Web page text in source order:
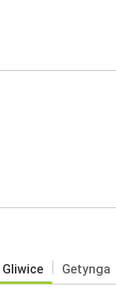
Gliwice Getynga